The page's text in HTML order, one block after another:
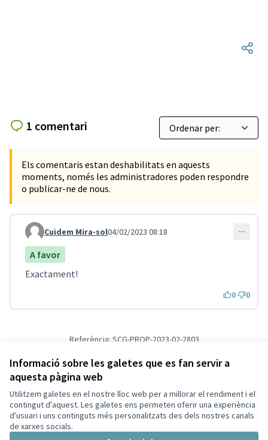
Informació sobre les galetes que es fan servir a
aquesta pàgina web
Utilitzem galetes en el nostre lloc web per a millorar el rendiment i el
contingut d'aquest. Les galetes ens permeten oferir una experiència
d'usuari i uns continguts més personalitzats des dels nostres canals
de xarxes socials.
1 comentari
Els comentaris estan deshabilitats en aquests
moments, només les administradores poden respondre
o publicar-ne de nous.
Comentari 1791
Cuidem Mira-sol04/02/2023 08:18
A favor
Exactament!
0 0
Referència: SCG-PROP-2023-02-2803
Verifica l'empremta digital
Termes i condicions d'ús
Configuració de les galetes
Decidim Sant Cugat a X
(Enllaç extern)
Decidim Sant Cugat a Facebook
Decidim Sant Cugat a Instagram
Decidim Sant Cugat a GitHub
(Enllaç extern)